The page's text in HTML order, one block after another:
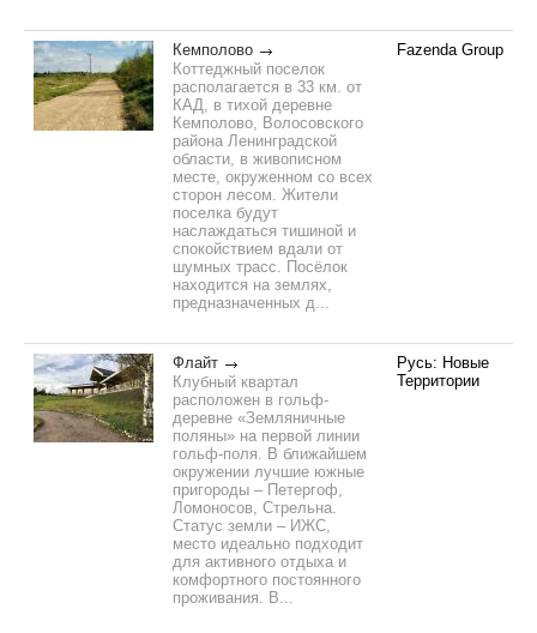
Кемполово
Коттеджный поселок
располагается в 33 км. от
КАД, в тихой деревне
Кемполово, Волосовского
района Ленинградской
области, в живописном
месте, окруженном со всех
сторон лесом. Жители
поселка будут
наслаждаться тишиной и
спокойствием вдали от
шумных трасс. Посёлок
находится на землях,
предназначенных д...
Fazenda Group
Флайт
Клубный квартал
расположен в гольф-
деревне «Земляничные
поляны» на первой линии
гольф-поля. В ближайшем
окружении лучшие южные
пригороды – Петергоф,
Ломоносов, Стрельна.
Статус земли – ИЖС,
место идеально подходит
для активного отдыха и
комфортного постоянного
проживания. В...
Русь: Новые
Территории